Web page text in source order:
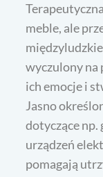
meble, ale
wyczulony na
ich emocje i
Jasno
dotyczące np.
urządzeń
pomagają